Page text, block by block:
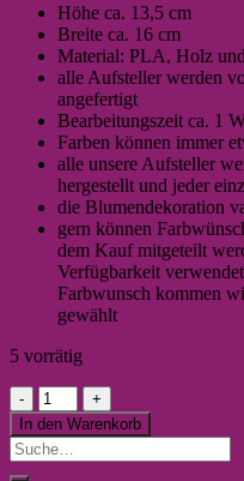
Höhe ca. 13,5 cm
Breite ca. 16 cm
Material: PLA, Holz
alle Aufsteller werden
angefertigt
Bearbeitungszeit ca. 1
Farben können immer
alle unsere Aufsteller
hergestellt und jeder
die Blumendekoration
gern können
dem Kauf mitgeteilt
Verfügbarkeit
Farbwunsch kommen
gewählt
5 vorrätig
Zauberhafter
Handmade
Aufsteller
"Ab
In den Warenkorb
Suche
nach: